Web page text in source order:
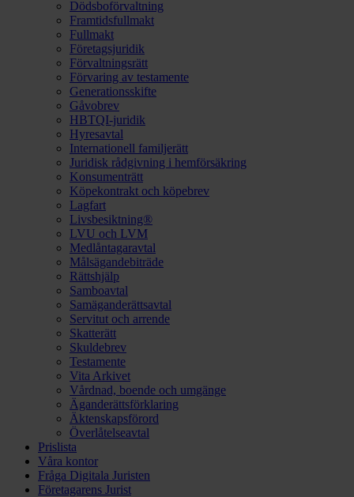
Dödsboförvaltning
Framtidsfullmakt
Fullmakt
Företagsjuridik
Förvaltningsrätt
Förvaring av testamente
Generationsskifte
Gåvobrev
HBTQI-juridik
Hyresavtal
Internationell familjerätt
Juridisk rådgivning i hemförsäkring
Konsumenträtt
Köpekontrakt och köpebrev
Lagfart
Livsbesiktning®
LVU och LVM
Medlåntagaravtal
Målsägandebiträde
Rättshjälp
Samboavtal
Samäganderättsavtal
Servitut och arrende
Skatterätt
Skuldebrev
Testamente
Vita Arkivet
Vårdnad, boende och umgänge
Äganderättsförklaring
Äktenskapsförord
Överlåtelseavtal
Prislista
Våra kontor
Fråga Digitala Juristen
Företagarens Jurist